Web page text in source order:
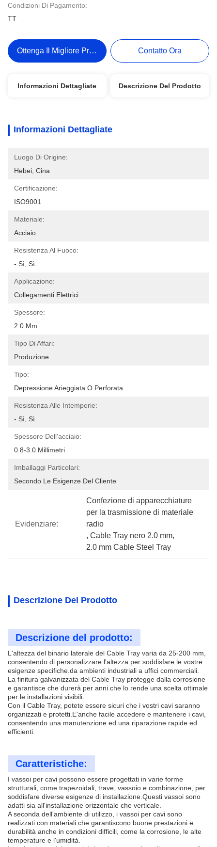
Condizioni Di Pagamento:
TT
Ottenga Il Migliore Prezzo Contatto Ora
Informazioni Dettagliate Descrizione Del Prodotto
Informazioni Dettagliate
Luogo Di Origine:
Hebei, Cina
Certificazione:
ISO9001
Materiale:
Acciaio
Resistenza Al Fuoco:
- Sì, Sì.
Applicazione:
Collegamenti Elettrici
Spessore:
2.0 Mm
Tipo Di Affari:
Produzione
Tipo:
Depressione Arieggiata O Perforata
Resistenza Alle Intemperie:
- Sì, Sì.
Spessore Dell'acciaio:
0.8-3.0 Millimetri
Imballaggi Particolari:
Secondo Le Esigenze Del Cliente
Evidenziare:
Confezione di apparecchiature
per la trasmissione di materiale
radio
, Cable Tray nero 2.0 mm,
2.0 mm Cable Steel Tray
Descrizione Del Prodotto
Descrizione del prodotto:
L'altezza del binario laterale del Cable Tray varia da 25-200 mm,
consentendo di personalizzare l'altezza per soddisfare le vostre
esigenze specifiche.da ambienti industriali a uffici commerciali.
La finitura galvanizzata del Cable Tray protegge dalla corrosione
e garantisce che durerà per anni.che lo rende una scelta ottimale
per le installazioni visibili.
Con il Cable Tray, potete essere sicuri che i vostri cavi saranno
organizzati e protetti.E'anche facile accedere e mantenere i cavi,
consentendo una manutenzione ed una riparazione rapide ed
efficienti.
Caratteristiche:
I vassoi per cavi possono essere progettati in varie forme
strutturali, come trapezoidali, trave, vassoio e combinazione, per
soddisfare diverse esigenze di installazione.Questi vassoi sono
adatti sia all'installazione orizzontale che verticale.
A seconda dell'ambiente di utilizzo, i vassoi per cavi sono
realizzati con materiali che garantiscono buone prestazioni e
durabilità anche in condizioni difficili, come la corrosione, le alte
temperature e l'umidità.